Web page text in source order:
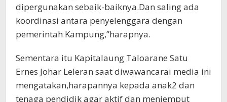
dipergunakan sebaik-baiknya.Dan saling ada
koordinasi antara penyelenggara dengan
pemerintah Kampung,”harapnya.
Sementara itu Kapitalaung Taloarane Satu
Ernes Johar Leleran saat diwawancarai media ini
mengatakan,harapannya kepada anak2 dan
tenaga pendidik agar aktif dan menjemput